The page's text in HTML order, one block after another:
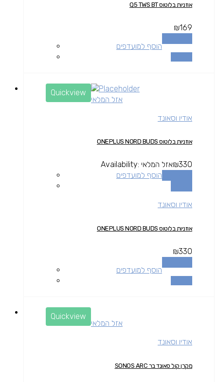
אוזניות בלוטוס Q5 TWS BT
₪169
הוסף למועדפים
Quickview
אזל המלאי
אודיו וסאונד
אוזניות בלוטוס ONEPLUS NORD BUDS
₪330
Availability: אזל המלאי
הוסף למועדפים
אודיו וסאונד
אוזניות בלוטוס ONEPLUS NORD BUDS
₪330
הוסף למועדפים
Quickview
אזל המלאי
אודיו וסאונד
מקרן קול סאונד בר SONOS ARC